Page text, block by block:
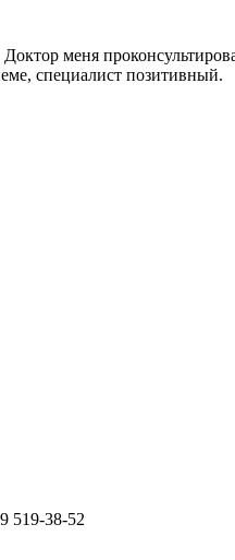
меня
специалист позитивный.
519-38-52